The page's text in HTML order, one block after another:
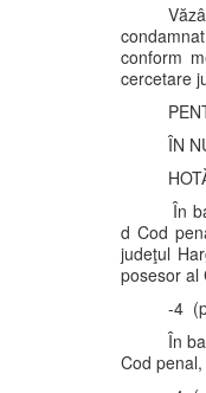
conform
cercetare
ÎN
În
d Cod
judeţul
posesor al
-4
În
Cod